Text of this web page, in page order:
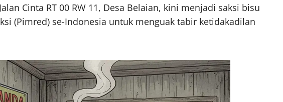
Cinta RT 00 RW 11, Desa Belaian, kini menjadi saksi bisu
(Pimred) se-Indonesia untuk menguak tabir ketidakadilan